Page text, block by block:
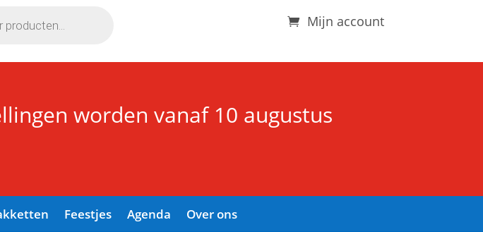
Mijn account
worden vanaf 10 augustus
Feestjes Agenda Over ons